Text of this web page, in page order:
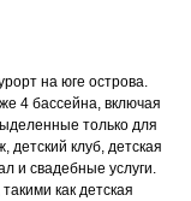
на юге острова.
4 бассейна, включая
только для
клуб, детская
и свадебные услуги.
как детская